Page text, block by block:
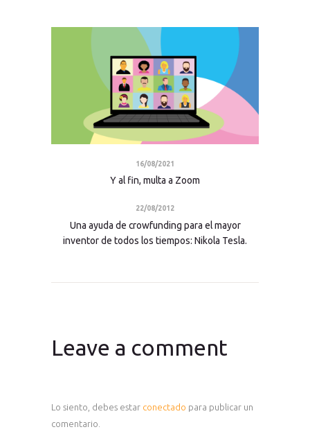
16/08/2021
Y al fin, multa a Zoom
22/08/2012
Una ayuda de crowfunding para el mayor
inventor de todos los tiempos: Nikola Tesla.
Leave a comment
Lo siento, debes estar conectado para publicar un
comentario.